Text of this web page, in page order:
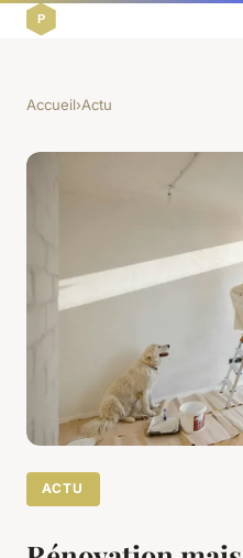
Accueil›Actu
ACTU